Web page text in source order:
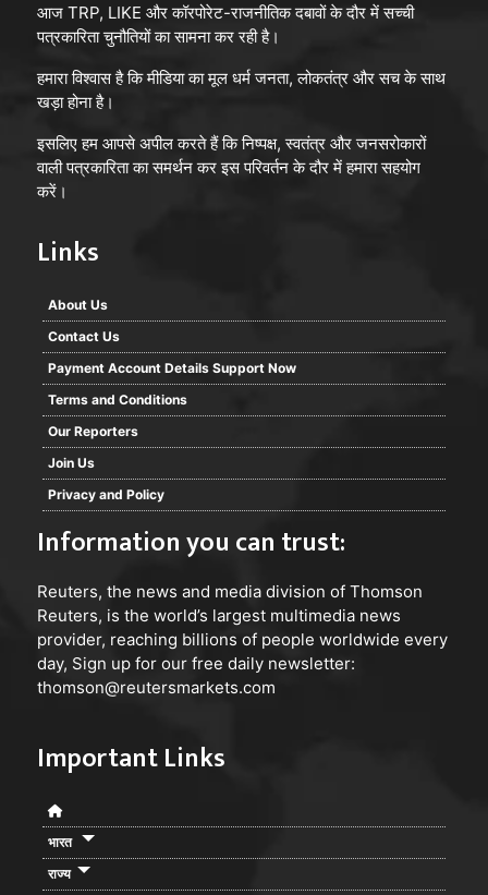
आज TRP, LIKE और कॉरपोरेट-राजनीतिक दबावों के दौर में सच्ची
पत्रकारिता चुनौतियों का सामना कर रही है।
हमारा विश्वास है कि मीडिया का मूल धर्म जनता, लोकतंत्र और सच के साथ
खड़ा होना है।
इसलिए हम आपसे अपील करते हैं कि निष्पक्ष, स्वतंत्र और जनसरोकारों
वाली पत्रकारिता का समर्थन कर इस परिवर्तन के दौर में हमारा सहयोग
करें।
Links
About Us
Contact Us
Payment Account Details Support Now
Terms and Conditions
Our Reporters
Join Us
Privacy and Policy
Information you can trust:
Reuters, the news and media division of Thomson
Reuters, is the world’s largest multimedia news
provider, reaching billions of people worldwide every
day, Sign up for our free daily newsletter:
thomson@reutersmarkets.com
Important Links
भारत
राज्य